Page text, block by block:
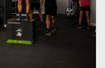
Movilidad articular
son
mejorando su
Encontraras
se adapten a tu